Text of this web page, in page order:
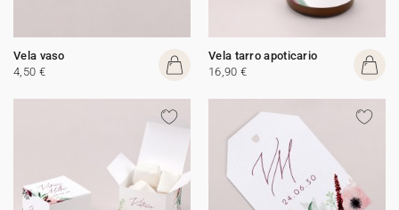
Vela vaso
4,50 €
Vela tarro apoticario
16,90 €